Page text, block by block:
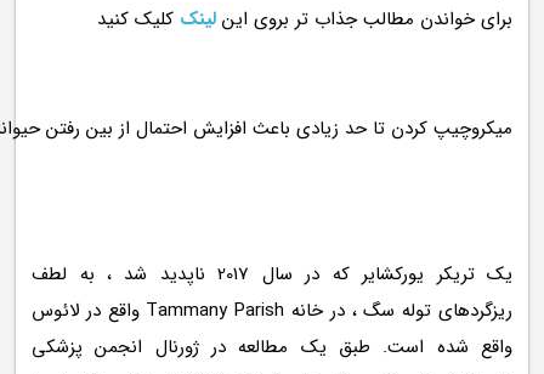
برای خواندن مطالب جذاب تر بروی اینلینک کلیک کنید
یک تریکر یورکشایر که در سال 2017 ناپدید شد ، به لطف
ریزگردهای توله سگ ، در خانه Tammany Parish واقع در لائوس
واقع شده است. طبق یک مطالعه در ژورنال انجمن پزشکی